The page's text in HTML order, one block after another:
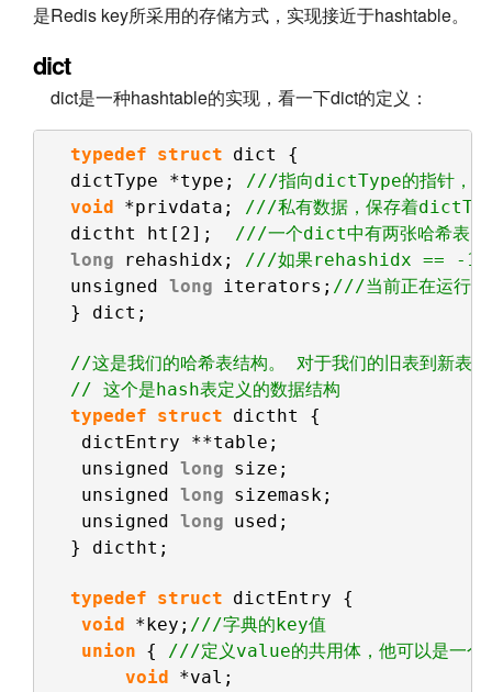
是Redis key所采用的存储方式，实现接近于hashtable。
dict
dict是一种hashtable的实现，看一下dict的定义：
typedef struct dict {
dictType *type; ///指向dictType的指针，
void *privdata; ///私有数据，保存着
dictht ht[2]; ///一个dict中有两张哈
long
rehashidx; ///如果rehashidx == -1
unsigned long iterators; ///当前正在运
} dict;
//这是我们的哈希表结构。 对于我们的旧表到新
// 这个是hash表定义的数据结构
typedef struct dictht {
dictEntry **table;
unsigned long size;
unsigned long sizemask;
unsigned long used;
} dictht;
typedef struct dictEntry {
void *key; ///字典的key值
union { ///定义value的共用体，他可以是
void *val;